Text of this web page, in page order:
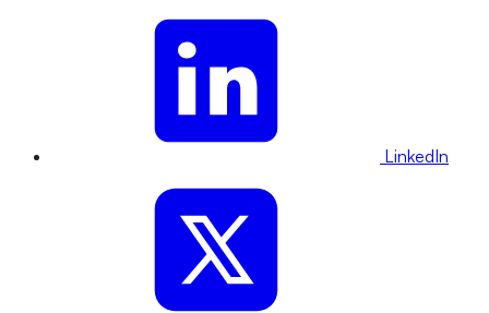
LinkedIn